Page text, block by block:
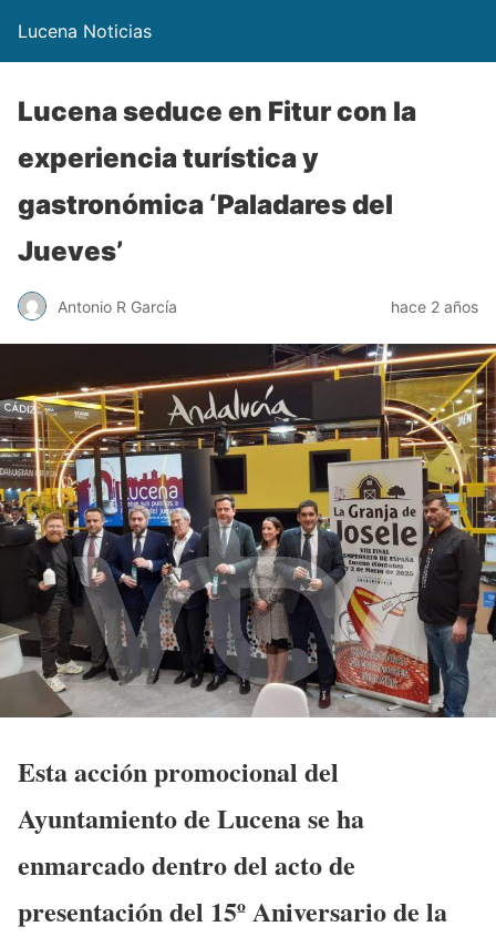
Lucena Noticias
Lucena seduce en Fitur con la
experiencia turística y
gastronómica ‘Paladares del
Jueves’
Antonio R García hace 2 años
Esta acción promocional del
Ayuntamiento de Lucena se ha
enmarcado dentro del acto de
presentación del 15º Aniversario de la